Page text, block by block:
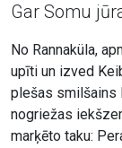
Gar Somu
No Rannaküla,
upīti un izved
plešas smilšains
nogriežas
marķēto taku: